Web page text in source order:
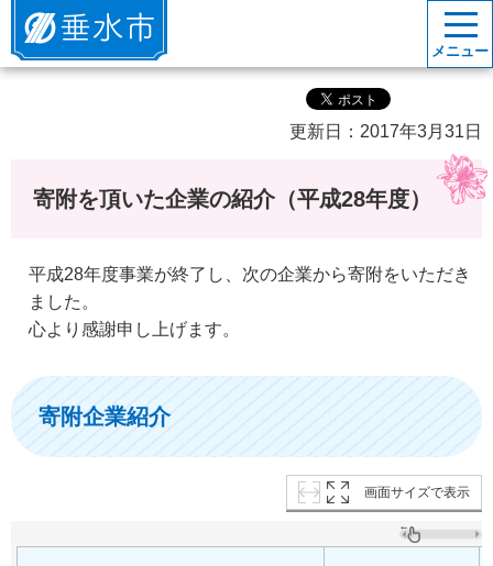
垂水市
メニュー
更新日：2017年3月31日
寄附を頂いた企業の紹介（平成28年度）
平成28年度事業が終了し、次の企業から寄附をいただき
ました。
心より感謝申し上げます。
寄附企業紹介
画面サイズで表示